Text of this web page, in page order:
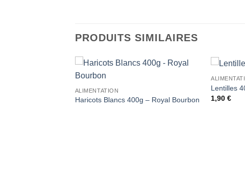
PRODUITS SIMILAIRES
de
ALIMENTATION
Haricots Blancs 400g – Royal Bourbon
Lentilles
1,90€